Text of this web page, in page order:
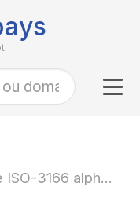
Nom de pays selon la norme ISO-3166 alpha-2